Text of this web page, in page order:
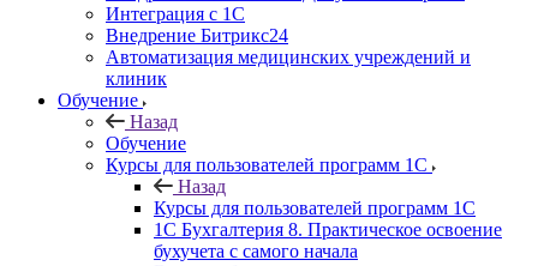
Интеграция с 1С
Внедрение Битрикс24
Автоматизация медицинских учреждений и
клиник
Обучение
Назад
Обучение
Курсы для пользователей программ 1С
Назад
Курсы для пользователей программ 1С
1С Бухгалтерия 8. Практическое освоение
бухучета с самого начала